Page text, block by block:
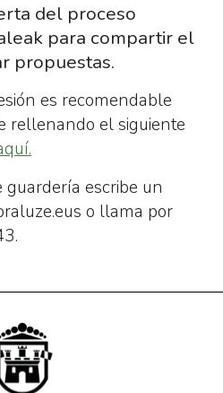
del proceso
para compartir el
propuestas.
es recomendable
rellenando el siguiente
guardería escribe un
o llama por